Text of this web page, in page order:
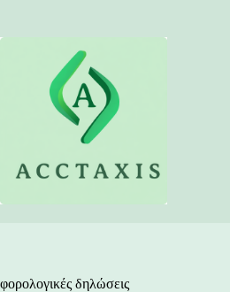
περιεχόμενο
φορολογικές δηλώσεις